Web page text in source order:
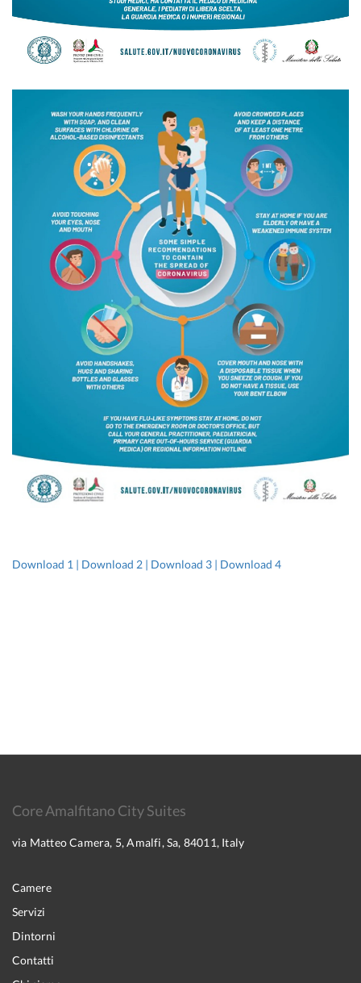
Download 1 | Download 2 | Download 3 | Download 4
Core Amalfitano City Suites
via Matteo Camera, 5, Amalfi, Sa, 84011, Italy
Camere
Servizi
Dintorni
Contatti